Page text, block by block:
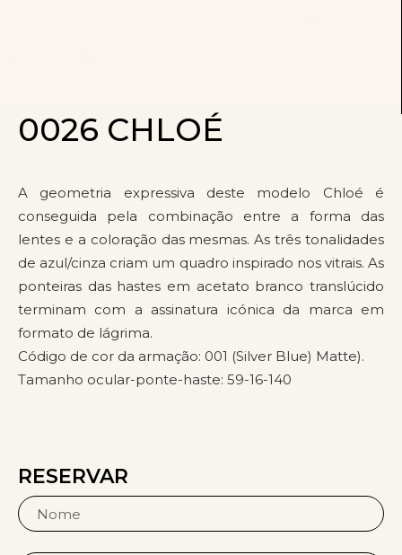
0026 CHLOÉ
A geometria expressiva deste modelo Chloé é
conseguida pela combinação entre a forma das
lentes e a coloração das mesmas. As três tonalidades
de azul/cinza criam um quadro inspirado nos vitrais. As
ponteiras das hastes em acetato branco translúcido
terminam com a assinatura icónica da marca em
formato de lágrima.
Código de cor da armação: 001 (Silver Blue) Matte).
Tamanho ocular-ponte-haste: 59-16-140
RESERVAR